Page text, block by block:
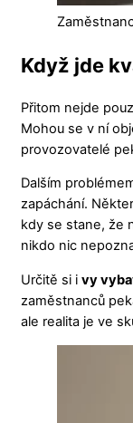
Když jde
Přitom nejde
Mohou se v ní
provozovatelé
Dalším
zapáchání.
kdy se stane, že
nikdo nic
Určitě si i vy
zaměstnanců
ale realita je ve